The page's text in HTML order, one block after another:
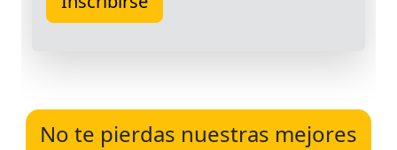
No te pierdas nuestras mejores